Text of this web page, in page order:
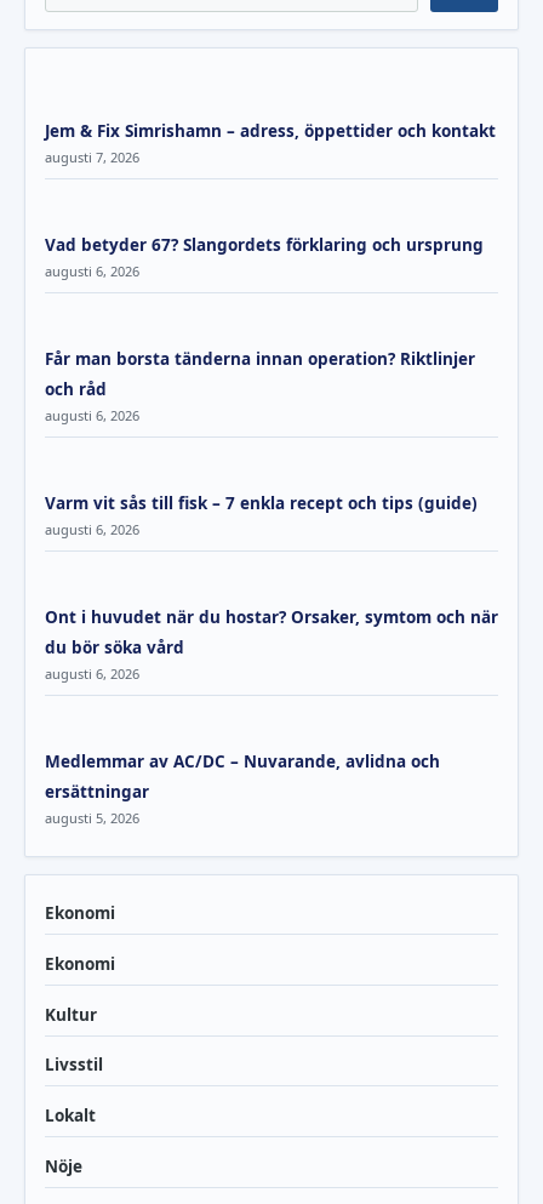
Jem & Fix Simrishamn – adress, öppettider och kontakt
augusti 7, 2026
Vad betyder 67? Slangordets förklaring och ursprung
augusti 6, 2026
Får man borsta tänderna innan operation? Riktlinjer
och råd
augusti 6, 2026
Varm vit sås till fisk – 7 enkla recept och tips (guide)
augusti 6, 2026
Ont i huvudet när du hostar? Orsaker, symtom och när
du bör söka vård
augusti 6, 2026
Medlemmar av AC/DC – Nuvarande, avlidna och
ersättningar
augusti 5, 2026
Ekonomi
Ekonomi
Kultur
Livsstil
Lokalt
Nöje